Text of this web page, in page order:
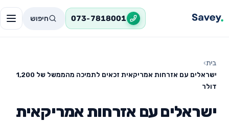
073-7818001 חיפוש
בית›
ישראלים עם אזרחות אמריקאית זכאים לתמיכה מהממשל של 1,200
דולר
ישראלים עם אזרחות אמריקאית